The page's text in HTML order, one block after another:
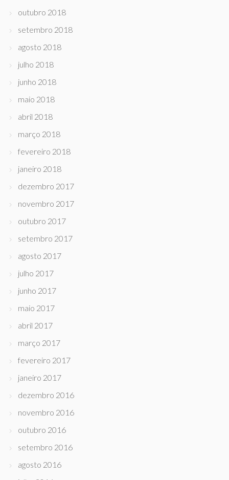
outubro 2018
setembro 2018
agosto 2018
julho 2018
junho 2018
maio 2018
abril 2018
março 2018
fevereiro 2018
janeiro 2018
dezembro 2017
novembro 2017
outubro 2017
setembro 2017
agosto 2017
julho 2017
junho 2017
maio 2017
abril 2017
março 2017
fevereiro 2017
janeiro 2017
dezembro 2016
novembro 2016
outubro 2016
setembro 2016
agosto 2016